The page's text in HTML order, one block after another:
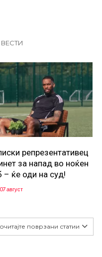
репрезентативец
за напад во ноќен
– ќе оди на суд!
август
поврзани статии